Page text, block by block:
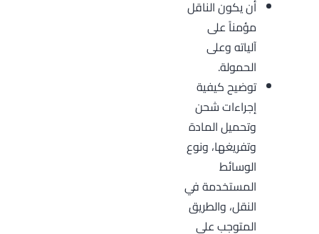
أن يكون الناقل
مؤمناً على
آلياته وعلى
الحمولة.
توضيح كيفية
إجراءات شحن
وتحميل المادة
وتفريغها، ونوع
الوسائط
المستخدمة في
النقل، والطريق
المتوجب على